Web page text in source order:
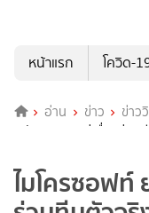
หน้าแรก
โควิด-
อ่าน ข่าว ข่าว
ระดับ Copilot สู่เพื่อนร่ว
ไมโครซอฟท์